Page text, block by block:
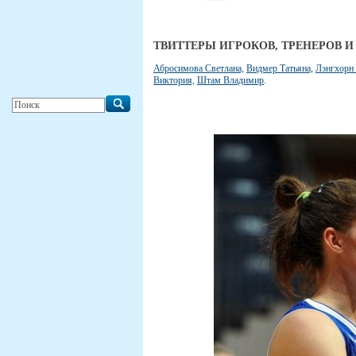
ТВИТТЕРЫ ИГРОКОВ, ТРЕНЕРОВ
Абросимова Светлана, Видмер Татьяна, Лэнгхорн
Виктория, Штам Владимир